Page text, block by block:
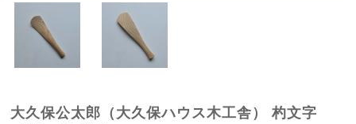
大久保公太郎（大久保ハウス木工舎） 杓文字